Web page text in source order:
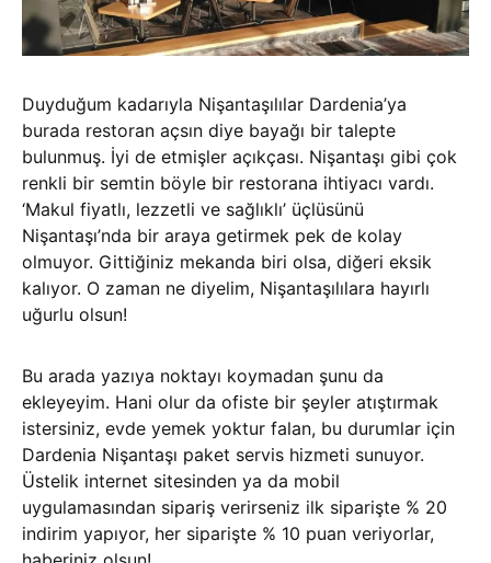
Duyduğum kadarıyla Nişantaşılılar Dardenia’ya
burada restoran açsın diye bayağı bir talepte
bulunmuş. İyi de etmişler açıkçası. Nişantaşı gibi çok
renkli bir semtin böyle bir restorana ihtiyacı vardı.
‘Makul fiyatlı, lezzetli ve sağlıklı’ üçlüsünü
Nişantaşı’nda bir araya getirmek pek de kolay
olmuyor. Gittiğiniz mekanda biri olsa, diğeri eksik
kalıyor. O zaman ne diyelim, Nişantaşılılara hayırlı
uğurlu olsun!
Bu arada yazıya noktayı koymadan şunu da
ekleyeyim. Hani olur da ofiste bir şeyler atıştırmak
istersiniz, evde yemek yoktur falan, bu durumlar için
Dardenia Nişantaşı paket servis hizmeti sunuyor.
Üstelik internet sitesinden ya da mobil
uygulamasından sipariş verirseniz ilk siparişte % 20
indirim yapıyor, her siparişte % 10 puan veriyorlar,